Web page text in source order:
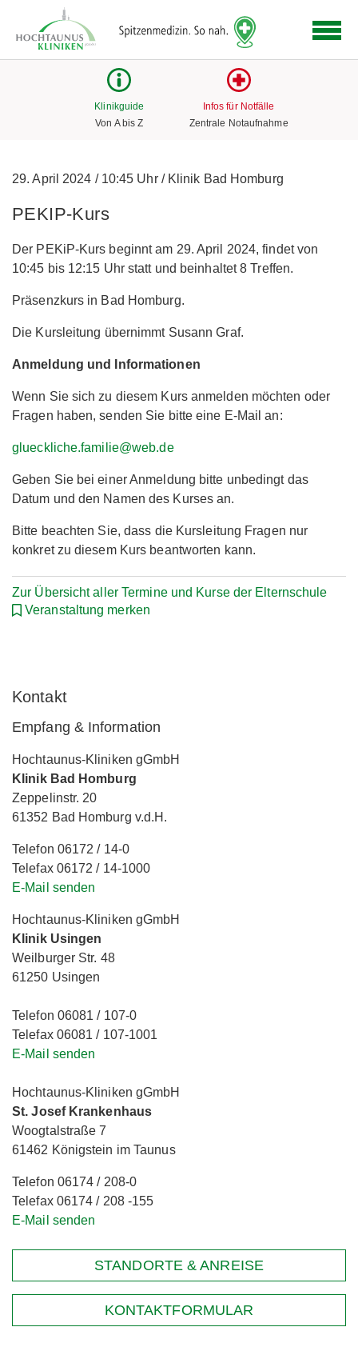
Link
zur
Klinikguide
Von A bis Z
Infos für Notfälle
Zentrale Notaufnahme
29. April 2024 /10:45 Uhr /Klinik Bad Homburg
PEKIP-Kurs
Der PEKiP-Kurs beginnt am 29. April 2024, findet von
10:45 bis 12:15 Uhr statt und beinhaltet 8 Treffen.
Präsenzkurs in Bad Homburg.
Die Kursleitung übernimmt Susann Graf.
Anmeldung und Informationen
Wenn Sie sich zu diesem Kurs anmelden möchten oder
Fragen haben, senden Sie bitte eine E-Mail an:
glueckliche.familie@web.de
Geben Sie bei einer Anmeldung bitte unbedingt das
Datum und den Namen des Kurses an.
Bitte beachten Sie, dass die Kursleitung Fragen nur
konkret zu diesem Kurs beantworten kann.
Zur Übersicht aller Termine und Kurse der Elternschule
Veranstaltung merken
Kontakt
Empfang & Information
Hochtaunus-Kliniken gGmbH
Klinik Bad Homburg
Zeppelinstr. 20
61352 Bad Homburg v.d.H.
Telefon 06172 / 14-0
Telefax 06172 / 14-1000
E-Mail senden
Hochtaunus-Kliniken gGmbH
Klinik Usingen
Weilburger Str. 48
61250 Usingen
Telefon 06081 / 107-0
Telefax 06081 / 107-1001
E-Mail senden
Hochtaunus-Kliniken gGmbH
St. Josef Krankenhaus
Woogtalstraße 7
61462 Königstein im Taunus
Telefon 06174 / 208-0
Telefax 06174 / 208 -155
E-Mail senden
STANDORTE & ANREISE
KONTAKTFORMULAR